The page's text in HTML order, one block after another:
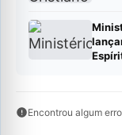
Encontrou algum